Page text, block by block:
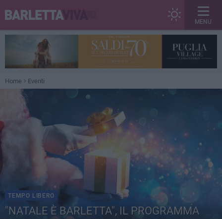
MENU
Home Eventi
TEMPO LIBERO
"NATALE È BARLETTA", IL PROGRAMMA